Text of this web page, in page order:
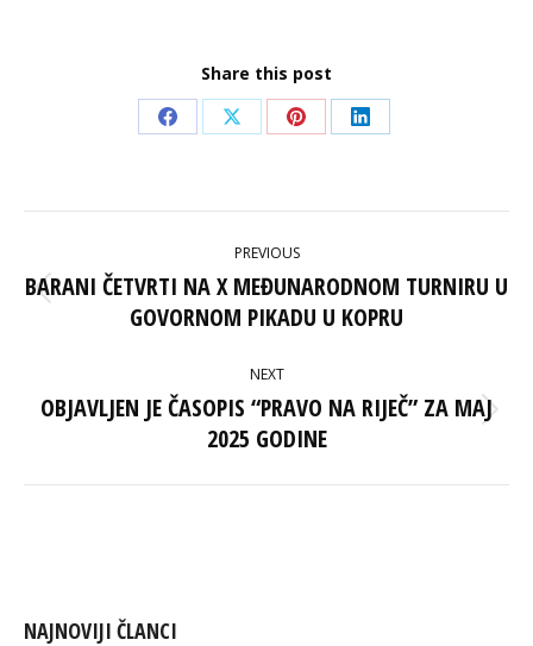
Share this post
Share
Facebook
Share
X
Share
Pinterest
Share
LinkedIn
NAVIGATION
PREVIOUS
Previous
post:
BARANI ČETVRTI NA X MEĐUNARODNOM TURNIRU U
GOVORNOM PIKADU U KOPRU
NEXT
Next
post:
OBJAVLJEN JE ČASOPIS “PRAVO NA RIJEČ” ZA MAJ
2025 GODINE
NAJNOVIJI ČLANCI